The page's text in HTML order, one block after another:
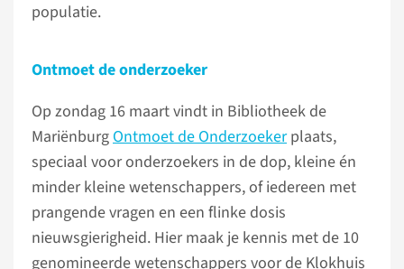
populatie.
Ontmoet de onderzoeker
Op zondag 16 maart vindt in Bibliotheek de
MariënburgOntmoet de Onderzoekerplaats,
speciaal voor onderzoekers in de dop, kleine én
minder kleine wetenschappers, of iedereen met
prangende vragen en een flinke dosis
nieuwsgierigheid. Hier maak je kennis met de 10
genomineerde wetenschappers voor de Klokhuis